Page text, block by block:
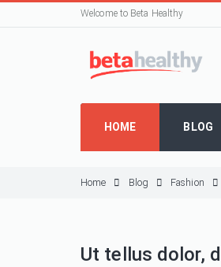
Welcome to Beta Healthy
HOME BLOG
Home Blog Fashion
Ut tellus dolor,